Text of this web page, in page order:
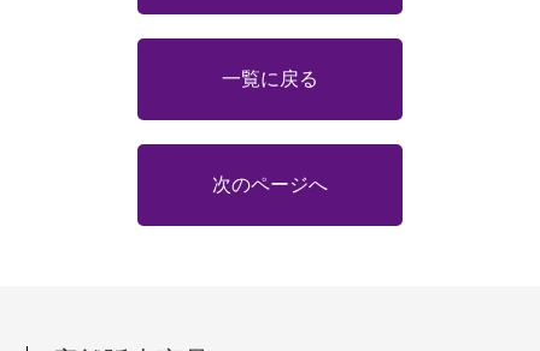
一覧に戻る
次のページへ